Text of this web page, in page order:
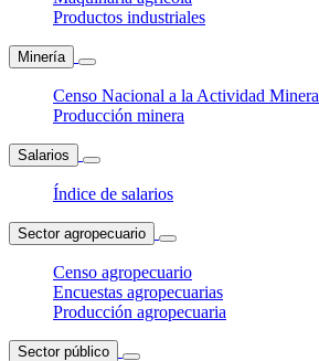
Productos industriales
Minería
Censo Nacional a la Actividad Minera
Producción minera
Salarios
Índice de salarios
Sector agropecuario
Censo agropecuario
Encuestas agropecuarias
Producción agropecuaria
Sector público